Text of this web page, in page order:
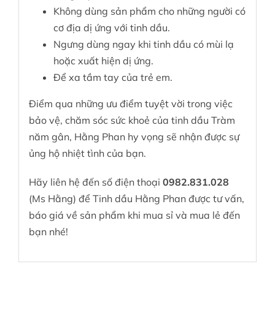
Không dùng sản phẩm cho những người có
cơ địa dị ứng với tinh dầu.
Ngưng dùng ngay khi tinh dầu có mùi lạ
hoặc xuất hiện dị ứng.
Để xa tầm tay của trẻ em.
Điểm qua những ưu điểm tuyệt vời trong việc
bảo vệ, chăm sóc sức khoẻ của tinh dầu Tràm
năm gân, Hằng Phan hy vọng sẽ nhận được sự
ủng hộ nhiệt tình của bạn.
Hãy liên hệ đến số điện thoại 0982.831.028
(Ms Hằng) để Tinh dầu Hằng Phanđược tư vấn,
báo giá về sản phẩm khi mua sỉ và mua lẻ đến
bạn nhé!